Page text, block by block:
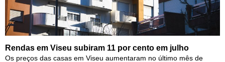
Rendas em Viseu subiram 11 por cento em julho
Os preços das casas em Viseu aumentaram no último mês de